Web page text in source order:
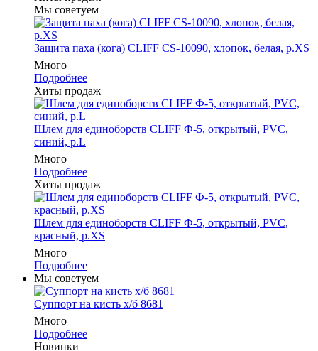
Мы советуем
Защита паха (кога) CLIFF CS-10090, хлопок, белая, р.XS
Много
Подробнее
Хиты продаж
Шлем для единоборств CLIFF Ф-5, открытый, PVC,
синий, p.L
Много
Подробнее
Хиты продаж
Шлем для единоборств CLIFF Ф-5, открытый, PVC,
красный, p.XS
Много
Подробнее
Мы советуем
Суппорт на кисть х/б 8681
Много
Подробнее
Новинки